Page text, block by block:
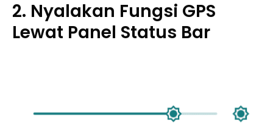
2. Nyalakan Fungsi GPS
Lewat Panel Status Bar